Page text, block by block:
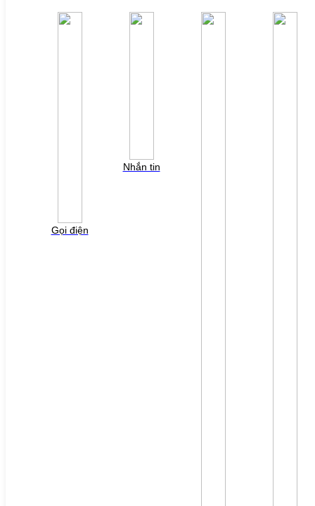
Phụ kiện Servo Sigma 7
HỖ TRỢ KỸ THUẬT
YÊU CẦU BÁO GIÁ
Gọi điện
Nhắn tin